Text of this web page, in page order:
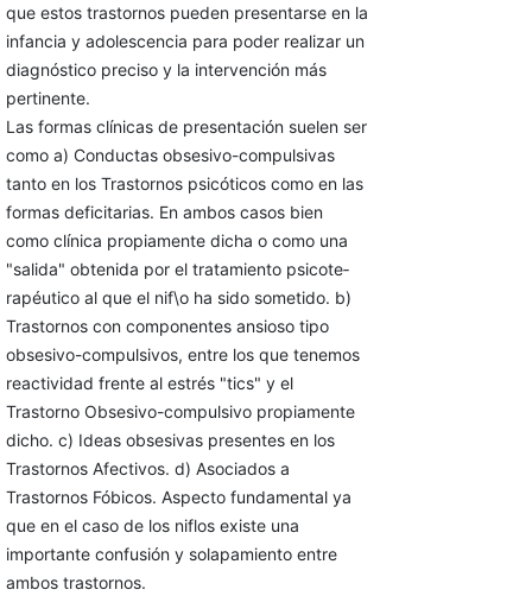
que estos trastornos pue­den presentarse en la
infancia y adolescencia para poder realizar un
diagnóstico preciso y la intervención más
pertinente.
Las formas clínicas de presentación suelen ser
como a) Conductas obsesivo-compulsivas
tanto en los Trastor­nos psicóticos como en las
formas deficitarias. En ambos casos bien
como clínica propiamente dicha o como una
"salida" obtenida por el tratamiento psicote­
rapéutico al que el nif\o ha sido sometido. b)
Trastor­nos con componentes ansioso tipo
obsesivo-compulsi­vos, entre los que tenemos
reactividad frente al estrés "tics" y el
Trastorno Obsesivo-compulsivo propiamente
dicho. c) Ideas obsesivas presentes en los
Trastornos Afectivos. d) Asociados a
Trastornos Fóbicos. Aspecto fundamental ya
que en el caso de los niflos existe una
importante confusión y solapamiento entre
ambos tras­tornos.